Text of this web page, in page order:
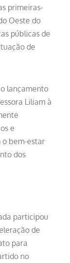
primeiras-
Oeste do
públicas de
de
lançamento
Liliam à
e
o bem-estar
dos
participou
de
para
no